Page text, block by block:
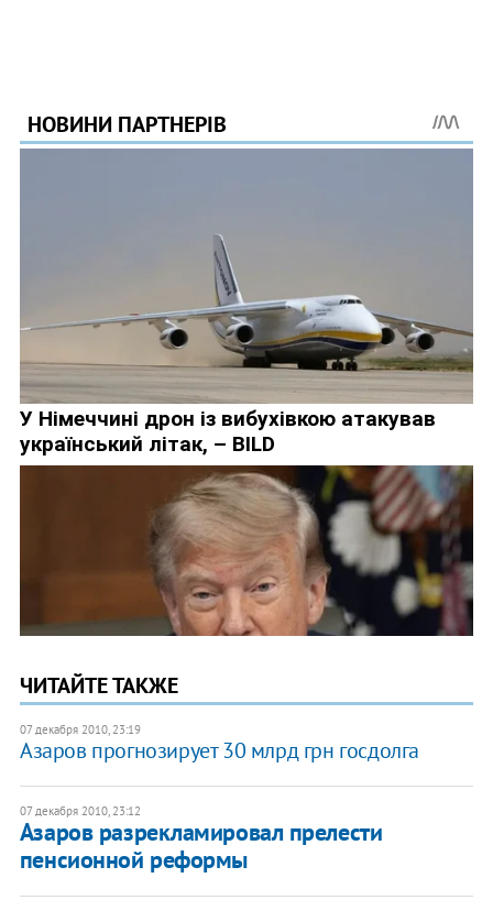
ЧИТАЙТЕ ТАКЖЕ
07 декабря 2010, 23:19
Азаров прогнозирует 30 млрд грн госдолга
07 декабря 2010, 23:12
Азаров разрекламировал прелести
пенсионной реформы